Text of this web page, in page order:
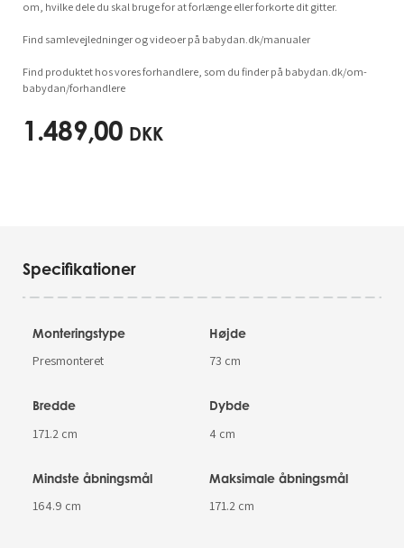
om, hvilke dele du skal bruge for at forlænge eller forkorte dit gitter.
Find samlevejledninger og videoer på babydan.dk/manualer
Find produktet hos vores forhandlere, som du finder på babydan.dk/om-
babydan/forhandlere
1.489,00 DKK
Specifikationer
Monteringstype
Presmonteret
Højde
73 cm
Bredde
171.2 cm
Dybde
4 cm
Mindste åbningsmål
164.9 cm
Maksimale åbningsmål
171.2 cm